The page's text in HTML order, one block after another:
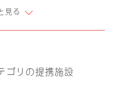
見る
ゴリの提携施設